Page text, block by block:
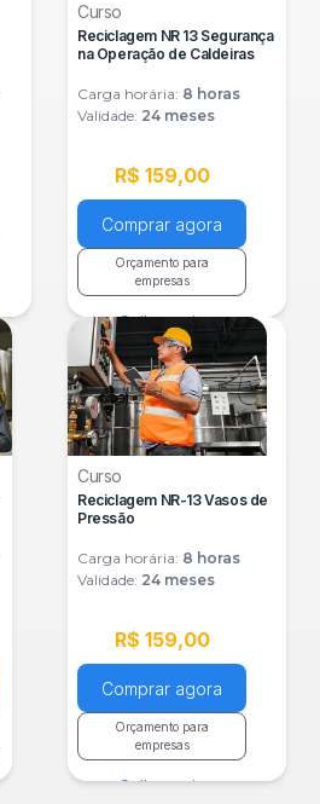
Curso
Reciclagem NR 13 Segurança
na Operação de Caldeiras
Carga horária: 8 horas
Validade: 24 meses
R$ 159,00
Comprar agora
Orçamento para
empresas
Saiba mais
Curso
Reciclagem NR-13 Vasos de
Pressão
Carga horária: 8 horas
Validade: 24 meses
R$ 159,00
Comprar agora
Orçamento para
empresas
Saiba mais